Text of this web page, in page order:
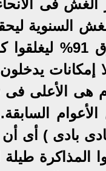
الغش فى
السنوية
لجان كاملة
إمكانات
هى الأعلى
بادى ) أى أن
المذاكرة